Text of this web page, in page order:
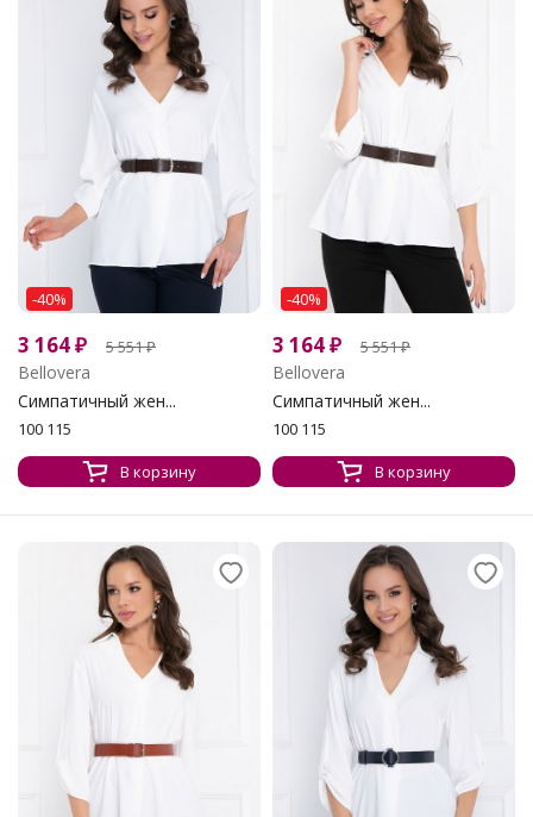
-40%
3 164₽ 5 551₽
Bellovera
Симпатичный жен...
100 115
В корзину
-40%
3 164₽ 5 551₽
Bellovera
Симпатичный жен...
100 115
В корзину